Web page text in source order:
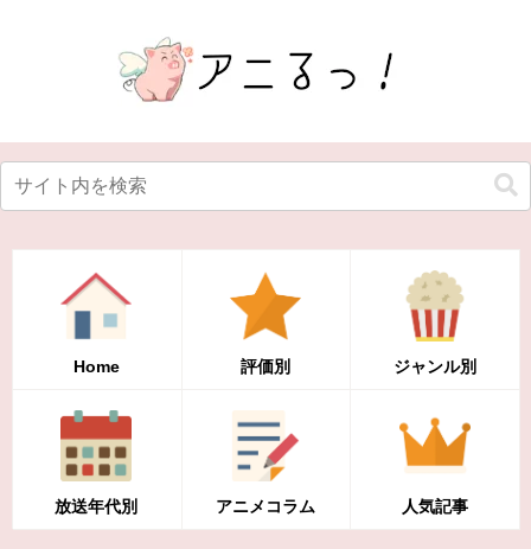
Home 評価別 ジャンル別
放送年代別 アニメコラム 人気記事